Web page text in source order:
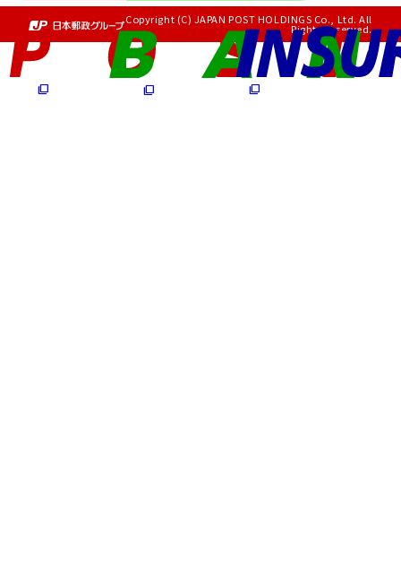
Copyright (C) JAPAN POST HOLDINGS Co., Ltd. All
Rights Reserved.